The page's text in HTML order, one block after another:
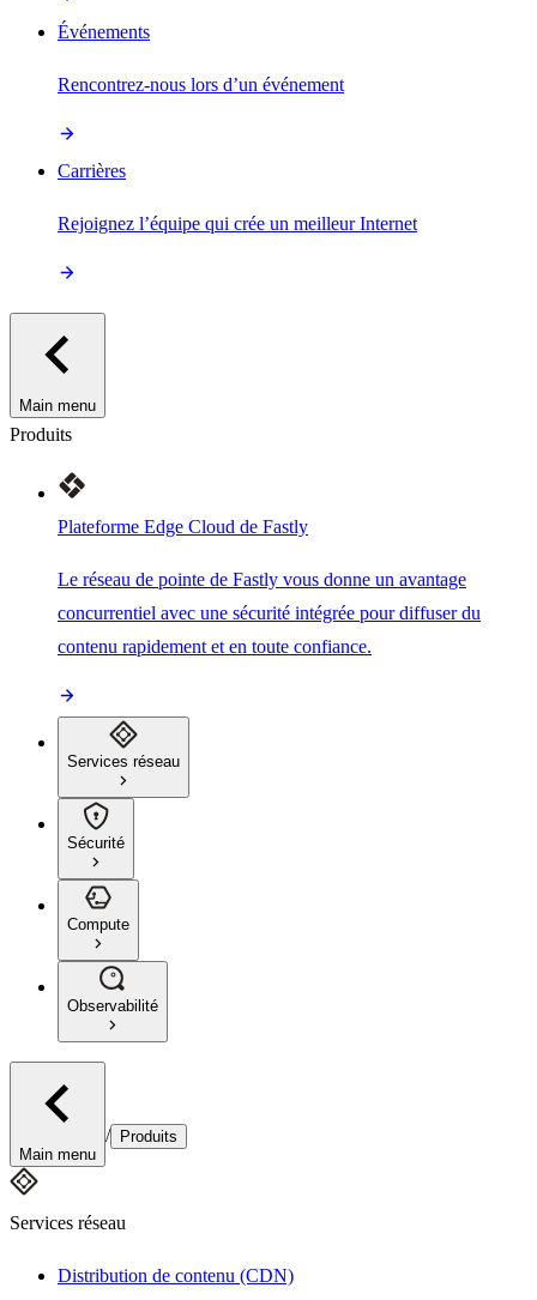
Événements
Rencontrez-nous lors d’un événement
Carrières
Rejoignez l’équipe qui crée un meilleur Internet
Main menu
Produits
Plateforme Edge Cloud de Fastly
Le réseau de pointe de Fastly vous donne un avantage
concurrentiel avec une sécurité intégrée pour diffuser du
contenu rapidement et en toute confiance.
Services réseau
Sécurité
Compute
Observabilité
Main menu
/ Produits
Services réseau
Distribution de contenu (CDN)